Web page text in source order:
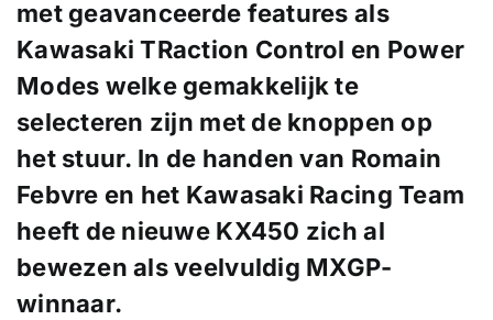
met geavanceerde features als
Kawasaki TRaction Control en Power
Modes welke gemakkelijk te
selecteren zijn met de knoppen op
het stuur. In de handen van Romain
Febvre en het Kawasaki Racing Team
heeft de nieuwe KX450 zich al
bewezen als veelvuldig MXGP-
winnaar.